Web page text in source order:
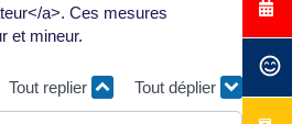
a>. Ces mesures
et mineur.
Tout replier Tout déplier